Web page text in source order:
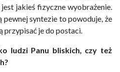
jakieś fizyczne wyobrażenie.
syntezie to powoduje, że
przypisać je do postaci.
ludzi Panu bliskich, czy też